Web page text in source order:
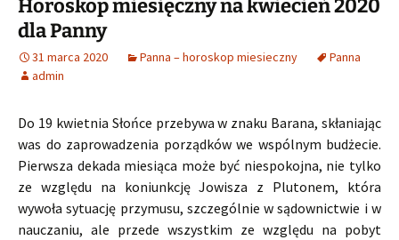
Horoskop miesięczny na kwiecień 2020
dla Panny
31 marca 2020 Panna – horoskop miesieczny
Panna
admin
Do 19 kwietnia Słońce przebywa w znaku Barana, skłaniając
was do zaprowadzenia porządków we wspólnym budżecie.
Pierwsza dekada miesiąca może być niespokojna, nie tylko
ze względu na koniunkcję Jowisza z Plutonem, która
wywoła sytuację przymusu, szczególnie w sądownictwie i w
nauczaniu, ale przede wszystkim ze względu na pobyt